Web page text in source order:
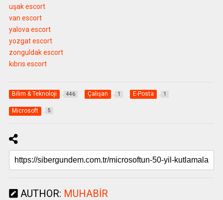
uşak escort
van escort
yalova escort
yozgat escort
zonguldak escort
kıbrıs escort
Bilim & Teknoloji 446 Çalışan 1 E-Posta 1
Microsoft 5
AUTHOR: MUHABIR